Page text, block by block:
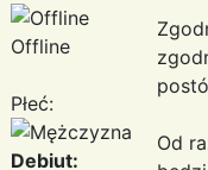
Offline
Płeć:
Debiut:
Od